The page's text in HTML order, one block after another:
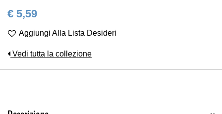
€ 5,59
Aggiungi Alla Lista Desideri
Vedi tutta la collezione